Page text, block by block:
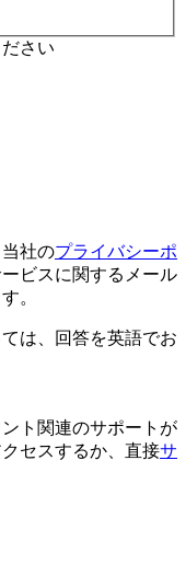
さい
社のプライバシーポ
ビスに関するメール
。
は、回答を英語でお
ト関連のサポートが
セスするか、直接サ